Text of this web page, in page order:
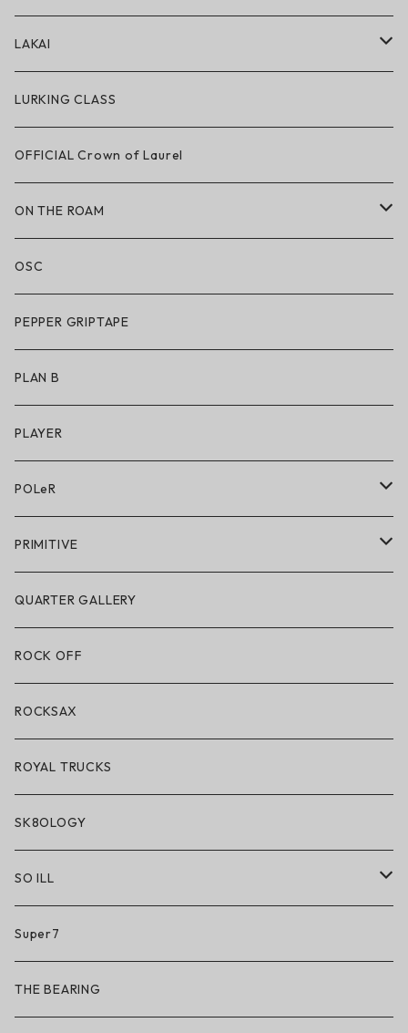
アパレル
ハードグッズ
LAKAI
LAKAI × POLeR
LAKAI × CHOCOLATE
LAKAI × RIPNDIP
シューズ
アパレル
アクセサリー
キッズシューズ
LURKING CLASS
OFFICIAL Crown of Laurel
ON THE ROAM
アパレル
サングラス
アンダーウェア
シューズ
アクセサリー・小物
OSC
PEPPER GRIPTAPE
PLAN B
PLAYER
POLeR
POLeR × GRIZZLY
POLeR × LAKAI
アパレル
アクセサリー・小物
PRIMITIVE
アパレル
ハードグッズ
QUARTER GALLERY
ROCK OFF
ROCKSAX
ROYAL TRUCKS
SK8OLOGY
SO ILL
So iLL
So iLL × ON THE ROAM
Super7
THE BEARING